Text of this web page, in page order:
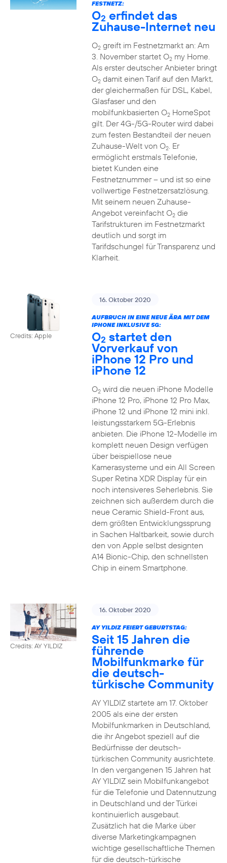
FESTNETZ:
O2 erfindet das
Zuhause-Internet neu
O2greift im Festnetzmarkt an: Am
3. November startet O2my Home.
Als erster deutscher Anbieter bringt
O2damit einen Tarif auf den Markt,
der gleichermaßen für DSL, Kabel,
Glasfaser und den
mobilfunkbasierten O2HomeSpot
gilt. Der 4G-/5G-Router wird dabei
zum festen Bestandteil der neuen
Zuhause-Welt von O2. Er
ermöglicht erstmals Telefonie,
bietet Kunden eine
Festnetznummer – und ist so eine
vollwertige Festnetzersatzlösung.
Mit seinem neuen Zuhause-
Angebot vereinfacht O2die
Tarifstrukturen im Festnetzmarkt
deutlich und sorgt im
Tarifdschungel für Transparenz und
Klarheit.
Credits: Apple
16. Oktober 2020
AUFBRUCH IN EINE NEUE ÄRA MIT DEM
IPHONE INKLUSIVE 5G:
O2 startet den
Vorverkauf von
iPhone 12 Pro und
iPhone 12
O2wird die neuen iPhone Modelle
iPhone 12 Pro, iPhone 12 Pro Max,
iPhone 12 und iPhone 12 mini inkl.
leistungsstarkem 5G-Erlebnis
anbieten. Die iPhone 12-Modelle im
komplett neuen Design verfügen
über beispiellose neue
Kamerasysteme und ein All Screen
Super Retina XDR Display für ein
noch intensiveres Seherlebnis. Sie
zeichnen sich außerdem durch die
neue Ceramic Shield-Front aus,
dem größten Entwicklungssprung
in Sachen Haltbarkeit, sowie durch
den von Apple selbst designten
A14 Bionic-Chip, den schnellsten
Chip in einem Smartphone.
Credits: AY YILDIZ
16. Oktober 2020
AY YILDIZ FEIERT GEBURTSTAG:
Seit 15 Jahren die
führende
Mobilfunkmarke für
die deutsch-
türkische Community
AY YILDIZ startete am 17. Oktober
2005 als eine der ersten
Mobilfunkmarken in Deutschland,
die ihr Angebot speziell auf die
Bedürfnisse der deutsch-
türkischen Community ausrichtete.
In den vergangenen 15 Jahren hat
AY YILDIZ sein Mobilfunkangebot
für die Telefonie und Datennutzung
in Deutschland und der Türkei
kontinuierlich ausgebaut.
Zusätzlich hat die Marke über
diverse Marketingkampagnen
wichtige gesellschaftliche Themen
für die deutsch-türkische